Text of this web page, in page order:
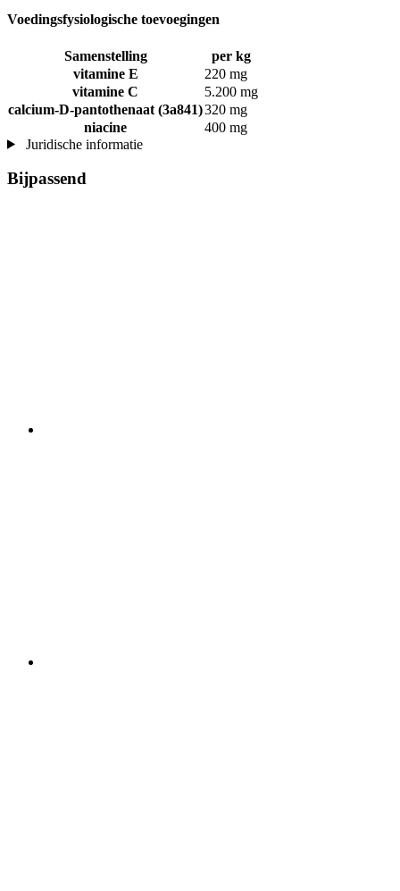
Voedingsfysiologische toevoegingen
Samenstelling
per kg
vitamine E
220 mg
vitamine C
5.200 mg
calcium-D-pantothenaat (3a841)320 mg
niacine
400 mg
Juridische informatie
Bijpassend